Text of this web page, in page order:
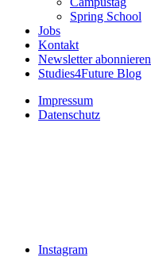
Spring School
Jobs
Kontakt
Newsletter abonnieren
Studies4Future Blog
Impressum
Datenschutz
Instagram